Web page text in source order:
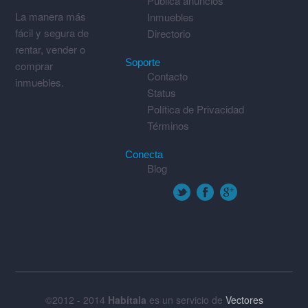
La manera más
fácil y segura de
rentar, vender o
comprar
inmuebles.
Inmuebles
Directorio
Soporte
Contacto
Status
Política de Privacidad
Términos
Conecta
Blog
©2012 - 2014 Habítala es un servicio de Vectores